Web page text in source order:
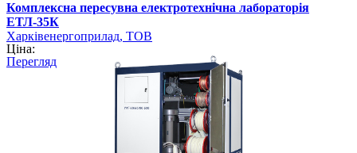
Комплексна пересувна електротехнічна лабораторія
ЕТЛ-35К
Харківенергоприлад, ТОВ
Ціна:
Перегляд